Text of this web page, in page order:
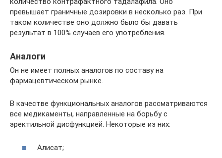
превышает граничные дозировки в несколько раз. При
таком количестве оно должно было бы давать
результат в 100% случаев его употребления.
Аналоги
Он не имеет полных аналогов по составу на
фармацевтическом рынке.
В качестве функциональных аналогов рассматриваются
все медикаменты, направленные на борьбу с
эректильной дисфункцией. Некоторые из них:
Алисат;